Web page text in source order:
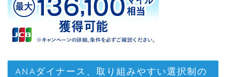
ANAダイナース、取り組みやすい選択制の